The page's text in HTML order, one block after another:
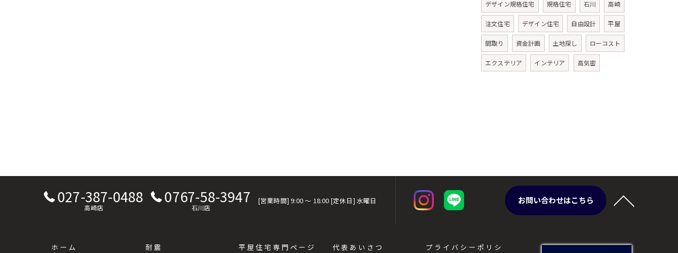
デザイン規格住宅 規格住宅 石川 高崎
注文住宅 デザイン住宅 自由設計 平屋
間取り 資金計画 土地探し ローコスト
エクステリア インテリア 高気密
027-387-0488
高崎店
0767-58-3947
石川店
[営業時間] 9:00 ～ 18:00 [定休日] 水曜日 お問い合わせはこちら
ホーム 耐震 平屋住宅専門ページ 代表あいさつ プライバシーポリシ